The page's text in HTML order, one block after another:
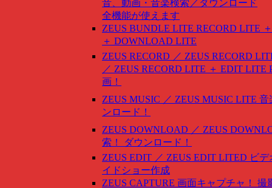
音、動画・音楽検索／ダウンロード
全機能が使えます
ZEUS BUNDLE LITE RECORD LITE
＋ DOWNLOAD LITE
ZEUS RECORD ／ ZEUS RECORD
／ ZEUS RECORD LITE ＋ EDIT LITE
画！
ZEUS MUSIC ／ ZEUS MUSIC LITE 音
ンロード！
ZEUS DOWNLOAD ／ ZEUS
索！ ダウンロード！
ZEUS EDIT ／ ZEUS EDIT LITED ビ
イドショー作成
ZEUS CAPTURE 画面キャプチャ！ 撮